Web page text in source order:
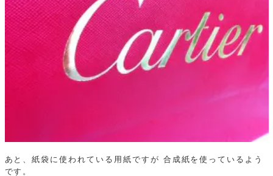
あと、紙袋に使われている用紙ですが 合成紙を使っているよう
です。